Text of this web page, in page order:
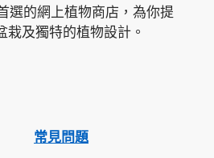
選的網上植物商店，為你提
及獨特的植物設計。
常見問題